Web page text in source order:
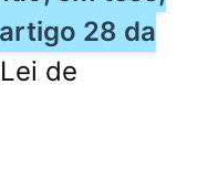
28 da
de